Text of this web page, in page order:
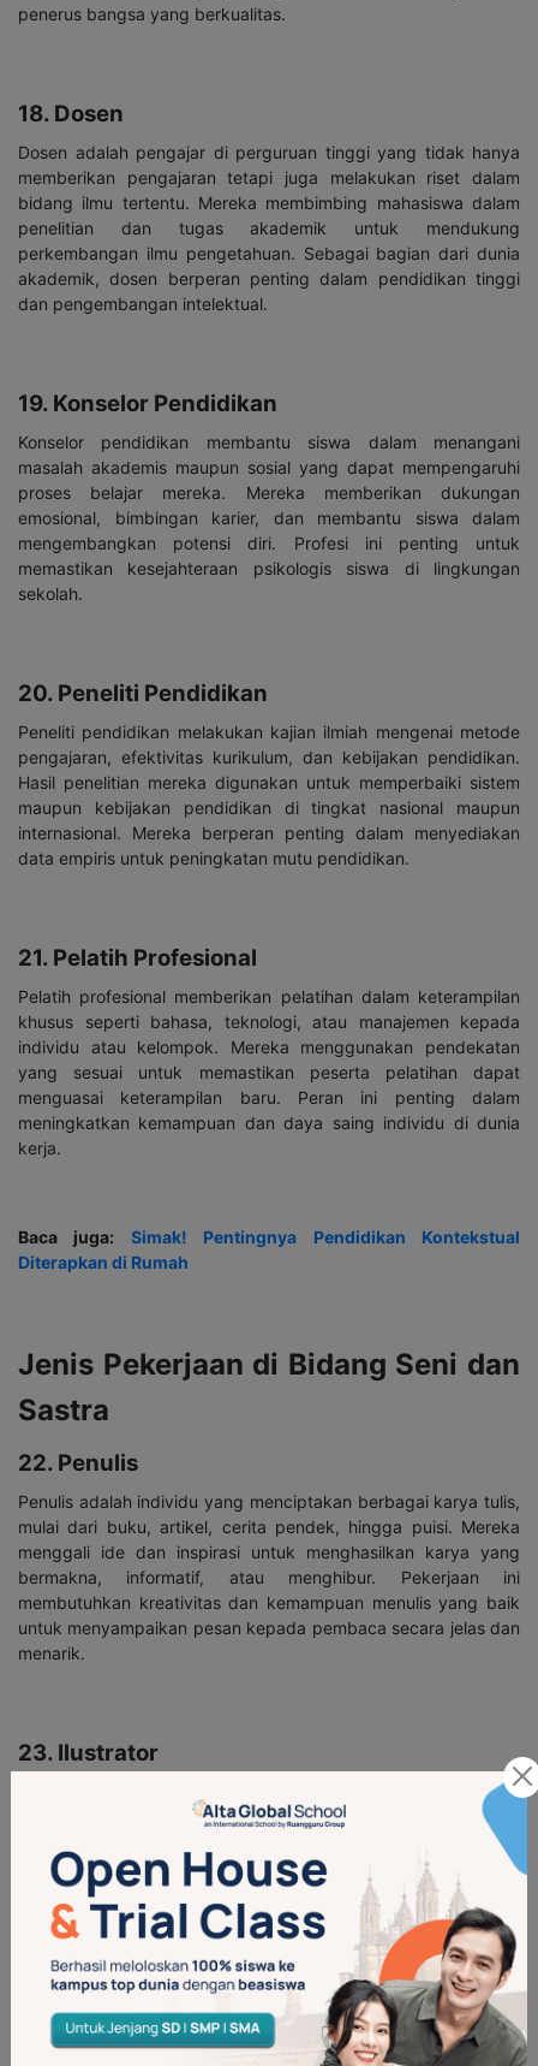
penerus bangsa yang berkualitas.
18. Dosen
Dosen adalah pengajar di perguruan tinggi yang tidak hanya
memberikan pengajaran tetapi juga melakukan riset dalam
bidang ilmu tertentu. Mereka membimbing mahasiswa dalam
penelitian dan tugas akademik untuk mendukung
perkembangan ilmu pengetahuan. Sebagai bagian dari dunia
akademik, dosen berperan penting dalam pendidikan tinggi
dan pengembangan intelektual.
19. Konselor Pendidikan
Konselor pendidikan membantu siswa dalam menangani
masalah akademis maupun sosial yang dapat mempengaruhi
proses belajar mereka. Mereka memberikan dukungan
emosional, bimbingan karier, dan membantu siswa dalam
mengembangkan potensi diri. Profesi ini penting untuk
memastikan kesejahteraan psikologis siswa di lingkungan
sekolah.
20. Peneliti Pendidikan
Peneliti pendidikan melakukan kajian ilmiah mengenai metode
pengajaran, efektivitas kurikulum, dan kebijakan pendidikan.
Hasil penelitian mereka digunakan untuk memperbaiki sistem
maupun kebijakan pendidikan di tingkat nasional maupun
internasional. Mereka berperan penting dalam menyediakan
data empiris untuk peningkatan mutu pendidikan.
21. Pelatih Profesional
Pelatih profesional memberikan pelatihan dalam keterampilan
khusus seperti bahasa, teknologi, atau manajemen kepada
individu atau kelompok. Mereka menggunakan pendekatan
yang sesuai untuk memastikan peserta pelatihan dapat
menguasai keterampilan baru. Peran ini penting dalam
meningkatkan kemampuan dan daya saing individu di dunia
kerja.
Baca juga: Simak! Pentingnya Pendidikan Kontekstual
Diterapkan di Rumah
Jenis Pekerjaan di Bidang Seni dan
Sastra
22. Penulis
Penulis adalah individu yang menciptakan berbagai karya tulis,
mulai dari buku, artikel, cerita pendek, hingga puisi. Mereka
menggali ide dan inspirasi untuk menghasilkan karya yang
bermakna, informatif, atau menghibur. Pekerjaan ini
membutuhkan kreativitas dan kemampuan menulis yang baik
untuk menyampaikan pesan kepada pembaca secara jelas dan
menarik.
23. Ilustrator
Ilustrator bertugas membuat gambar atau ilustrasi yang
mendukung konten visual, seperti dalam buku anak-anak,
majalah, atau media digital. Mereka menggunakan berbagai
teknik, baik manual maupun digital, untuk menciptakan gambar
yang ekspresif dan komunikatif. Ilustrator memiliki peran
penting dalam memberikan interpretasi visual yang dapat
menambah daya tarik karya tulis atau produk.
24. Musisi